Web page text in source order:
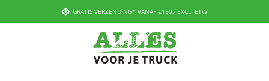
GRATIS VERZENDING* VANAF €150,- EXCL. BTW